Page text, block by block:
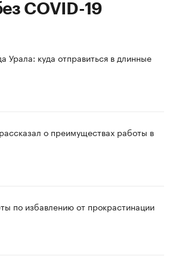
COVID-19
Урала: куда отправиться в длинные
о преимуществах работы в
по избавлению от прокрастинации